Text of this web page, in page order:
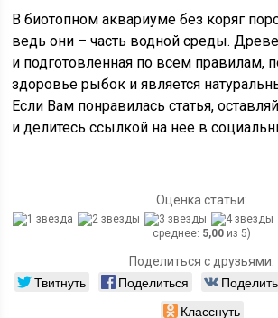
В биотопном аквариуме без коряг
ведь они – часть водной среды.
и подготовленная по всем правилам,
здоровье рыбок и является
Если Вам понравилась статья,
и делитесь ссылкой на нее в
Оценка статьи:
среднее: 5,00 из 5)
Поделиться с друзьями:
Твитнуть Поделиться
Класснуть